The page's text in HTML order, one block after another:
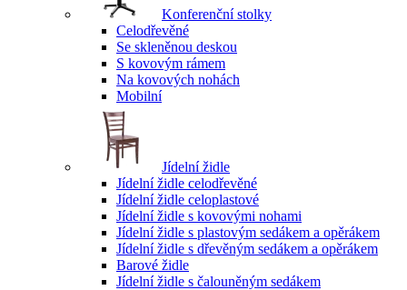
Konferenční stolky
Celodřevěné
Se skleněnou deskou
S kovovým rámem
Na kovových nohách
Mobilní
Jídelní židle
Jídelní židle celodřevěné
Jídelní židle celoplastové
Jídelní židle s kovovými nohami
Jídelní židle s plastovým sedákem a opěrákem
Jídelní židle s dřevěným sedákem a opěrákem
Barové židle
Jídelní židle s čalouněným sedákem